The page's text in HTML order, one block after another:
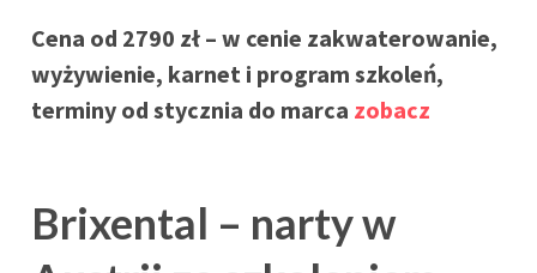
Cena od 2790 zł – w cenie zakwaterowanie,
wyżywienie, karnet i program szkoleń,
terminy od stycznia do marca zobacz
Brixental – narty w